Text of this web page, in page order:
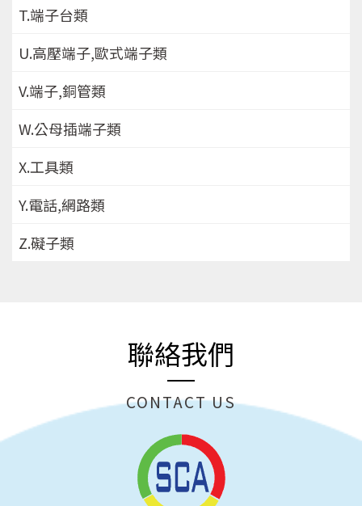
T.端子台類
U.高壓端子,歐式端子類
V.端子,銅管類
W.公母插端子類
X.工具類
Y.電話,網路類
Z.礙子類
聯絡我們
CONTACT US